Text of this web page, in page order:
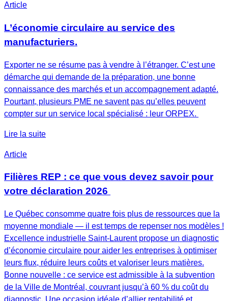
Article
L’économie circulaire au service des
manufacturiers.
Exporter ne se résume pas à vendre à l’étranger. C’est une
démarche qui demande de la préparation, une bonne
connaissance des marchés et un accompagnement adapté.
Pourtant, plusieurs PME ne savent pas qu’elles peuvent
compter sur un service local spécialisé : leur ORPEX.
Lire la suite
Article
Filières REP : ce que vous devez savoir pour
votre déclaration 2026
Le Québec consomme quatre fois plus de ressources que la
moyenne mondiale — il est temps de repenser nos modèles !
Excellence industrielle Saint-Laurent propose un diagnostic
d’économie circulaire pour aider les entreprises à optimiser
leurs flux, réduire leurs coûts et valoriser leurs matières.
Bonne nouvelle : ce service est admissible à la subvention
de la Ville de Montréal, couvrant jusqu’à 60 % du coût du